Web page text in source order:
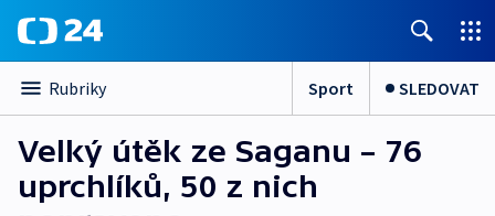
Rubriky Sport SLEDOVAT
Velký útěk ze Saganu – 76
uprchlíků, 50 z nich